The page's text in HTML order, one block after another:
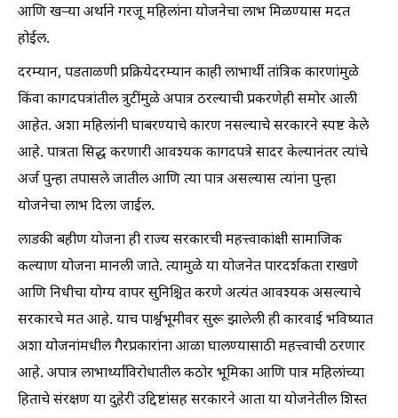
आणि खऱ्या अर्थाने गरजू महिलांना योजनेचा लाभ मिळण्यास मदत
होईल.
दरम्यान, पडताळणी प्रक्रियेदरम्यान काही लाभार्थी तांत्रिक कारणांमुळे
किंवा कागदपत्रांतील त्रुटींमुळे अपात्र ठरल्याची प्रकरणेही समोर आली
आहेत. अशा महिलांनी घाबरण्याचे कारण नसल्याचे सरकारने स्पष्ट केले
आहे. पात्रता सिद्ध करणारी आवश्यक कागदपत्रे सादर केल्यानंतर त्यांचे
अर्ज पुन्हा तपासले जातील आणि त्या पात्र असल्यास त्यांना पुन्हा
योजनेचा लाभ दिला जाईल.
लाडकी बहीण योजना ही राज्य सरकारची महत्त्वाकांक्षी सामाजिक
कल्याण योजना मानली जाते. त्यामुळे या योजनेत पारदर्शकता राखणे
आणि निधीचा योग्य वापर सुनिश्चित करणे अत्यंत आवश्यक असल्याचे
सरकारचे मत आहे. याच पार्श्वभूमीवर सुरू झालेली ही कारवाई भविष्यात
अशा योजनांमधील गैरप्रकारांना आळा घालण्यासाठी महत्त्वाची ठरणार
आहे. अपात्र लाभार्थ्यांविरोधातील कठोर भूमिका आणि पात्र महिलांच्या
हिताचे संरक्षण या दुहेरी उद्दिष्टांसह सरकारने आता या योजनेतील शिस्त